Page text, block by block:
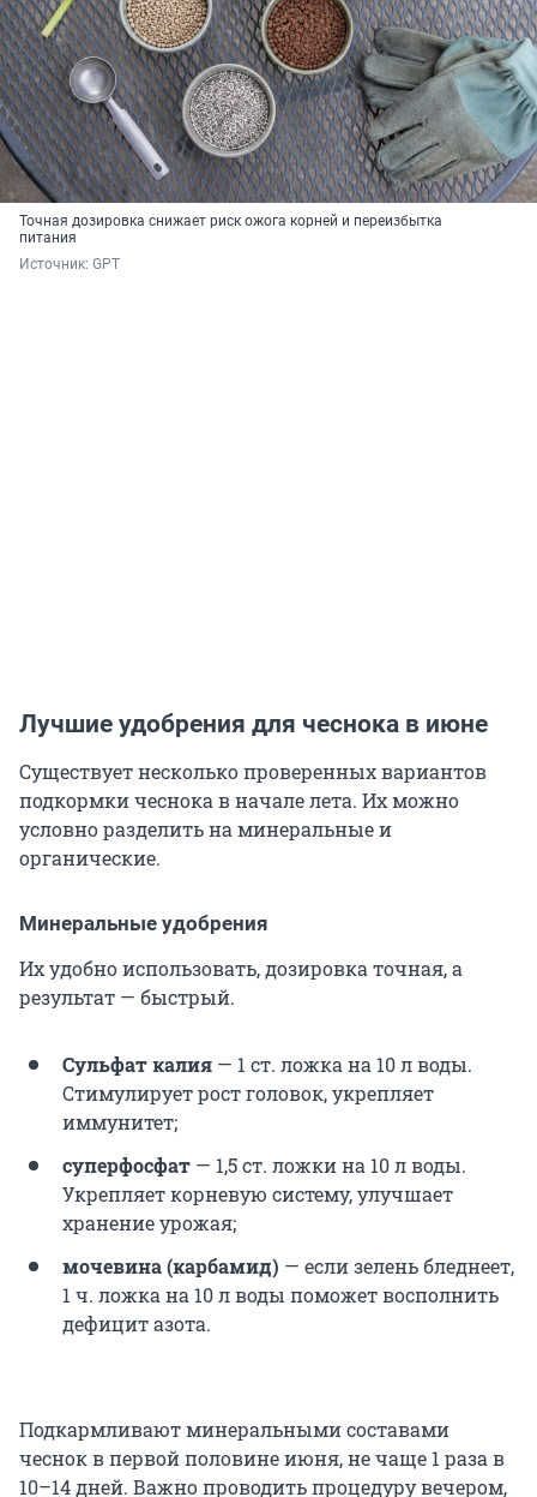
Точная дозировка снижает риск ожога корней и переизбытка
питания
Источник: GPT
Лучшие удобрения для чеснока в июне
Существует несколько проверенных вариантов
подкормки чеснока в начале лета. Их можно
условно разделить на минеральные и
органические.
Минеральные удобрения
Их удобно использовать, дозировка точная, а
результат — быстрый.
Сульфат калия — 1 ст. ложка на 10 лводы.
Стимулирует рост головок, укрепляет
иммунитет;
суперфосфат — 1,5 ст. ложкина 10 лводы.
Укрепляет корневую систему, улучшает
хранение урожая;
мочевина (карбамид) — если зелень бледнеет,
1 ч. ложка на 10 лводы поможет восполнить
дефицит азота.
Подкармливают минеральными составами
чеснок в первой половине июня, не чаще 1 раза в
10–14 дней. Важно проводить процедуру вечером,